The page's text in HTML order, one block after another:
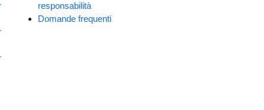
responsabilità
Domande frequenti